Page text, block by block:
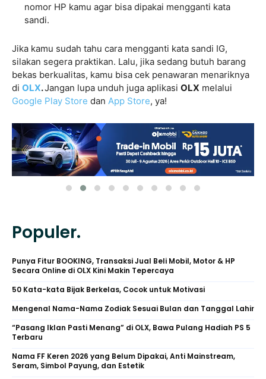
nomor HP kamu agar bisa dipakai mengganti kata
sandi.
Jika kamu sudah tahu cara mengganti kata sandi IG,
silakan segera praktikan. Lalu, jika sedang butuh barang
bekas berkualitas, kamu bisa cek penawaran menariknya
di OLX.Jangan lupa unduh juga aplikasi OLX melalui
Google Play Store dan App Store, ya!
Populer.
Punya Fitur BOOKING, Transaksi Jual Beli Mobil, Motor & HP
Secara Online di OLX Kini Makin Tepercaya
50 Kata-kata Bijak Berkelas, Cocok untuk Motivasi
Mengenal Nama-Nama Zodiak Sesuai Bulan dan Tanggal Lahir
“Pasang Iklan Pasti Menang” di OLX, Bawa Pulang Hadiah PS 5
Terbaru
Nama FF Keren 2026 yang Belum Dipakai, Anti Mainstream,
Seram, Simbol Payung, dan Estetik